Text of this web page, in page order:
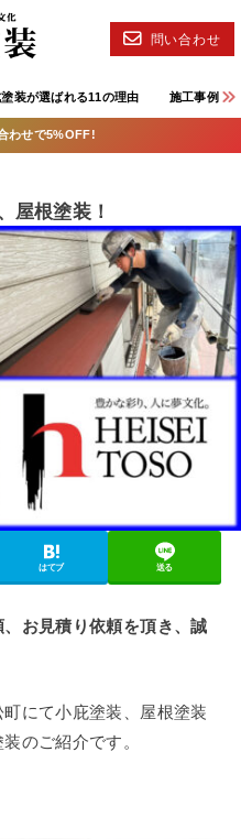
装が選ばれる11の理由 施工事例
問い合わせ
わせで5%OFF!
屋根塗装！
はてブ 送る
お見積り依頼を頂き、誠
にて小庇塗装、屋根塗装
のご紹介です。